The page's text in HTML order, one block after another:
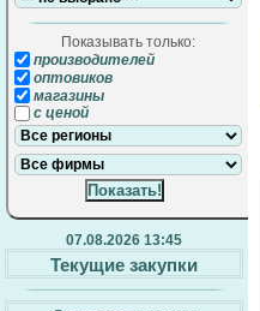
Показывать только:
производителей
оптовиков
магазины
с ценой
07.08.2026 13:45
Текущие закупки